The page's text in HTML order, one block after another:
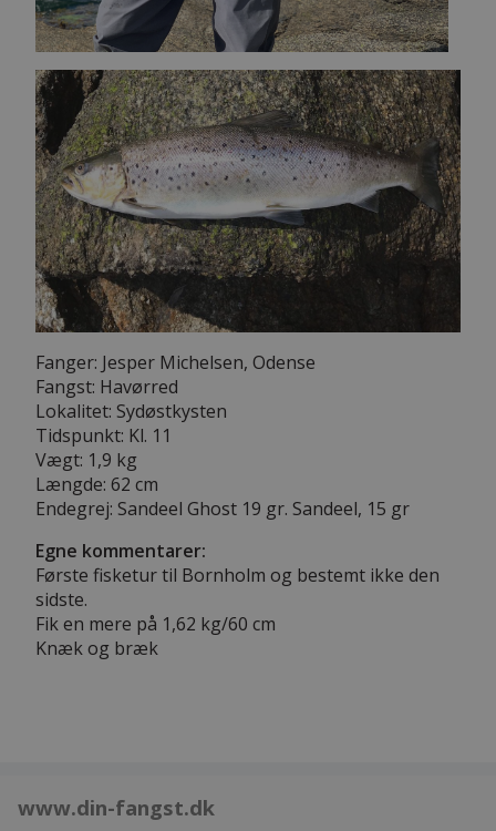
Fanger: Jesper Michelsen, Odense
Fangst: Havørred
Lokalitet: Sydøstkysten
Tidspunkt: Kl. 11
Vægt: 1,9 kg
Længde: 62 cm
Endegrej: Sandeel Ghost 19 gr. Sandeel, 15 gr
Egne kommentarer:
Første fisketur til Bornholm og bestemt ikke den
sidste.
Fik en mere på 1,62 kg/60 cm
Knæk og bræk
www.din-fangst.dk